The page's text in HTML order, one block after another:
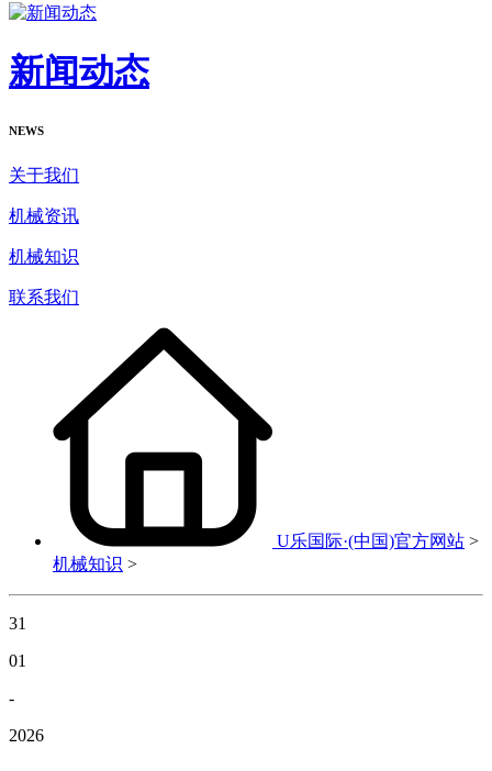
新闻动态
NEWS
关于我们
机械资讯
机械知识
联系我们
U乐国际·(中国)官方网站 >
机械知识 >
31
01
-
2026